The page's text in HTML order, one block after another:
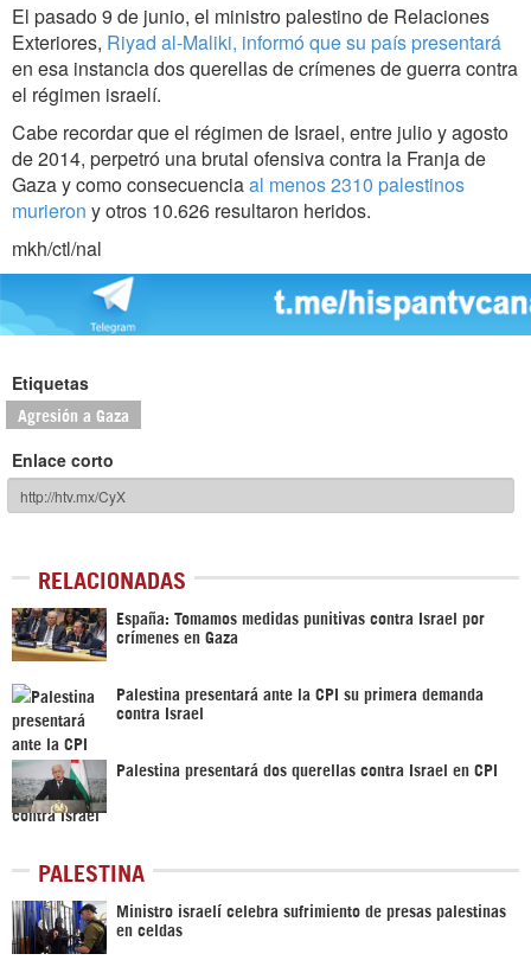
El pasado 9 de junio, el ministro palestino de Relaciones
Exteriores, Riyad al-Maliki, informó que su país presentará
en esa instancia dos querellas de crímenes de guerra contra
el régimen israelí.
Cabe recordar que el régimen de Israel, entre julio y agosto
de 2014, perpetró una brutal ofensiva contra la Franja de
Gaza y como consecuenciaal menos 2310 palestinos
murieron y otros 10.626 resultaron heridos.
mkh/ctl/nal
Etiquetas
Agresión a Gaza
Enlace corto
RELACIONADAS
España: Tomamos medidas punitivas contra Israel por
crímenes en Gaza
Palestina presentará ante la CPI su primera demanda
contra Israel
Palestina presentará dos querellas contra Israel en CPI
PALESTINA
Ministro israelí celebra sufrimiento de presas palestinas
en celdas